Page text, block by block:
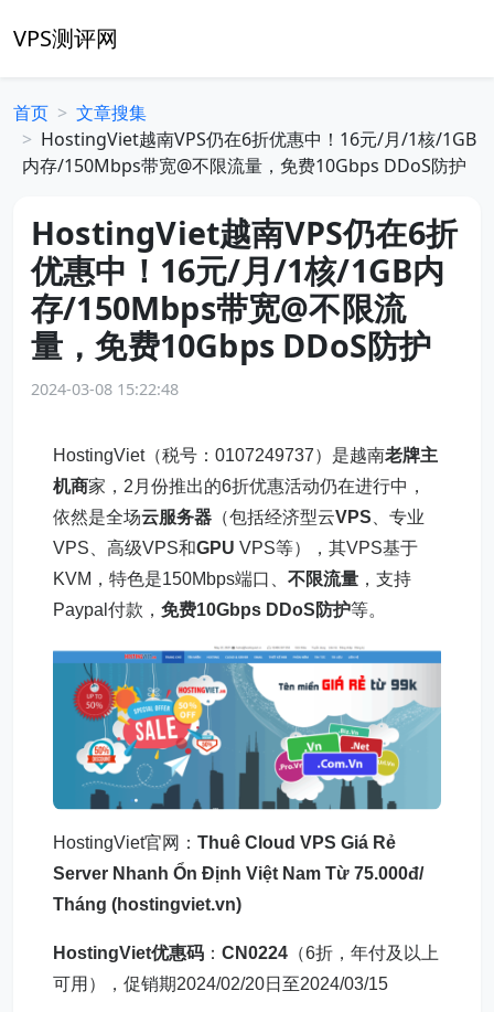
VPS测评网
首页
文章搜集
HostingViet越南VPS仍在6折优惠中！16元/月/1核/1GB
内存/150Mbps带宽@不限流量，免费10Gbps DDoS防护
HostingViet越南VPS仍在6折
优惠中！16元/月/1核/1GB内
存/150Mbps带宽@不限流
量，免费10Gbps DDoS防护
2024-03-08 15:22:48
HostingViet（税号：0107249737）是越南老牌主
机商家，2月份推出的6折优惠活动仍在进行中，
依然是全场云服务器 （包括经济型云VPS 、专业
VPS、高级VPS和GPU VPS等），其VPS基于
KVM，特色是150Mbps端口、 不限流量 ，支持
Paypal付款， 免费10Gbps DDoS防护等。
HostingViet官网： Thuê Cloud VPS Giá Rẻ
Server Nhanh Ổn Định Việt Nam Từ 75.000đ/
Tháng (hostingviet.vn)
HostingViet优惠码 ： CN0224 （6折，年付及以上
可用），促销期2024/02/20日至2024/03/15